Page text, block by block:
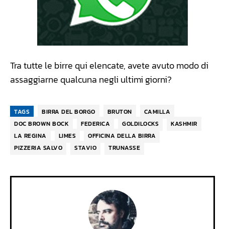
Tra tutte le birre qui elencate, avete avuto modo di
assaggiarne qualcuna negli ultimi giorni?
TAGS BIRRA DEL BORGO BRUTON
CAMILLA
DOC BROWN BOCK
FEDERICA GOLDILOCKS
KASHMIR
LA REGINA
LIMES
OFFICINA DELLA BIRRA
PIZZERIA SALVO
STAVIO TRUNASSE